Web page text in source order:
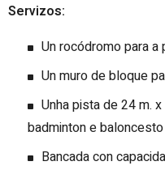
Servizos:
Un rocódromo para
Un muro de bloque
Unha pista de 24 m.
badminton e baloncesto
Bancada con